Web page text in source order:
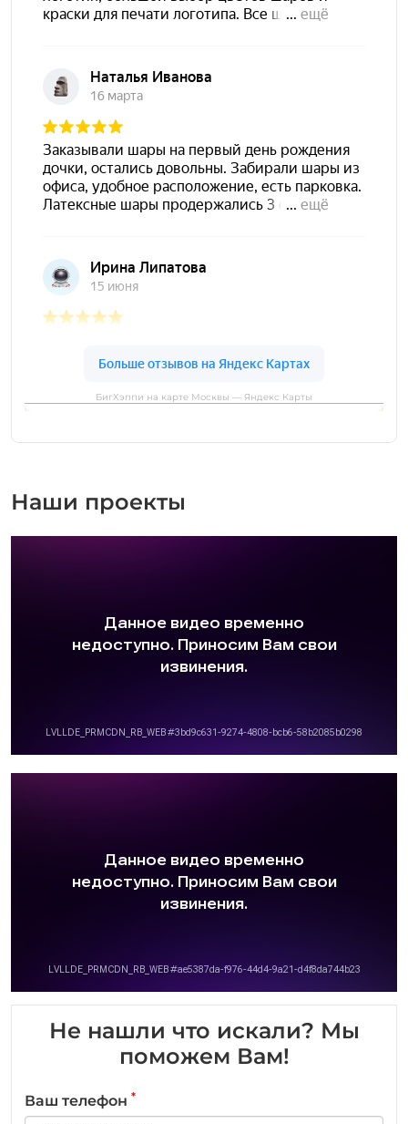
БигХэппи на карте Москвы — Яндекс Карты
Наши проекты
Не нашли что искали? Мы
поможем Вам!
Ваш телефон *